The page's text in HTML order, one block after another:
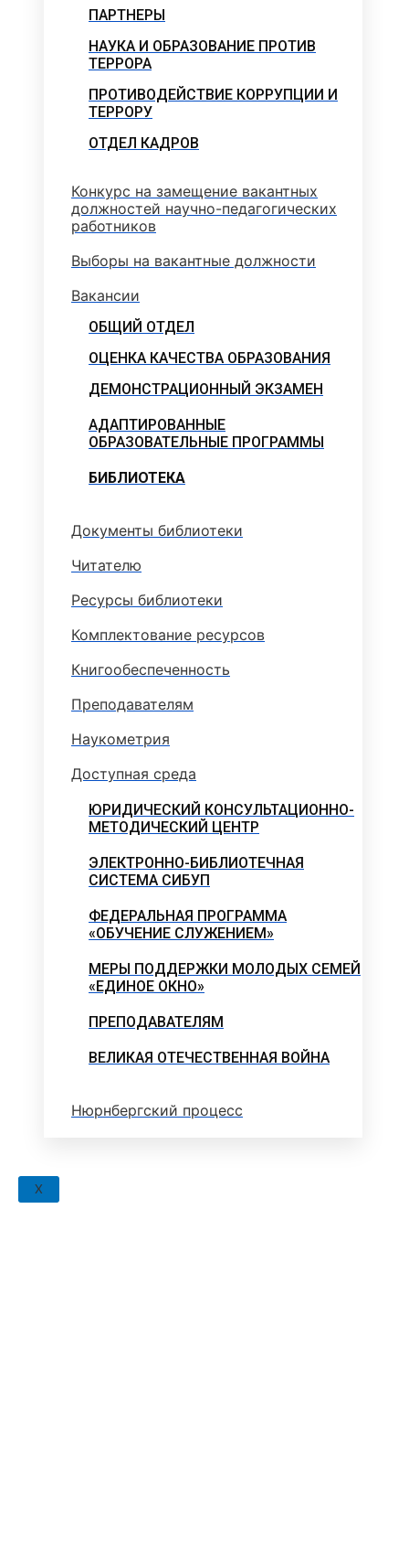
ПАРТНЕРЫ
НАУКА И ОБРАЗОВАНИЕ ПРОТИВ
ТЕРРОРА
ПРОТИВОДЕЙСТВИЕ КОРРУПЦИИ И
ТЕРРОРУ
ОТДЕЛ КАДРОВ
Конкурс на замещение вакантных
должностей научно-педагогических
работников
Выборы на вакантные должности
Вакансии
ОБЩИЙ ОТДЕЛ
ОЦЕНКА КАЧЕСТВА ОБРАЗОВАНИЯ
ДЕМОНСТРАЦИОННЫЙ ЭКЗАМЕН
АДАПТИРОВАННЫЕ
ОБРАЗОВАТЕЛЬНЫЕ ПРОГРАММЫ
БИБЛИОТЕКА
Документы библиотеки
Читателю
Ресурсы библиотеки
Комплектование ресурсов
Книгообеспеченность
Преподавателям
Наукометрия
Доступная среда
ЮРИДИЧЕСКИЙ КОНСУЛЬТАЦИОННО-
МЕТОДИЧЕСКИЙ ЦЕНТР
ЭЛЕКТРОННО-БИБЛИОТЕЧНАЯ
СИСТЕМА СИБУП
ФЕДЕРАЛЬНАЯ ПРОГРАММА
«ОБУЧЕНИЕ СЛУЖЕНИЕМ»
МЕРЫ ПОДДЕРЖКИ МОЛОДЫХ СЕМЕЙ
«ЕДИНОЕ ОКНО»
ПРЕПОДАВАТЕЛЯМ
ВЕЛИКАЯ ОТЕЧЕСТВЕННАЯ ВОЙНА
Нюрнбергский процесс
X